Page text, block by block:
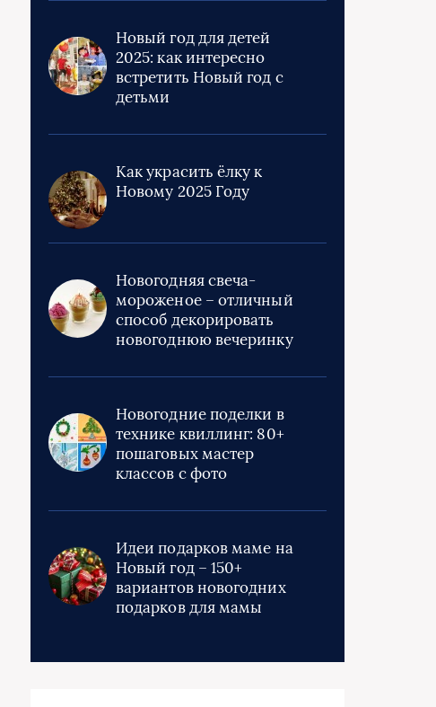
Новый год для детей
2025: как интересно
встретить Новый год с
детьми
Как украсить ёлку к
Новому 2025 Году
Новогодняя свеча-
мороженое – отличный
способ декорировать
новогоднюю вечеринку
Новогодние поделки в
технике квиллинг: 80+
пошаговых мастер
классов с фото
Идеи подарков маме на
Новый год – 150+
вариантов новогодних
подарков для мамы